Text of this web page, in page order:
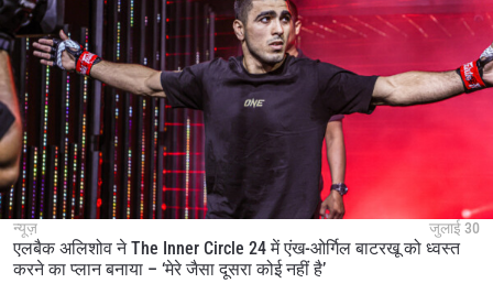
न्यूज़ जुलाई 30
एलबैक अलिशोव ने The Inner Circle 24 में एंख-ओर्गिल बाटरखू को ध्वस्त
करने का प्लान बनाया – ‘मेरे जैसा दूसरा कोई नहीं है’